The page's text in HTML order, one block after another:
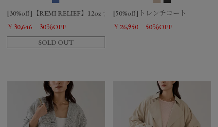
[30%off]【REMI RELIEF】12oz デニムジャケット
￥30,646
30％OFF
SOLD OUT
[50%off]トレンチコート
￥26,950
50％OFF